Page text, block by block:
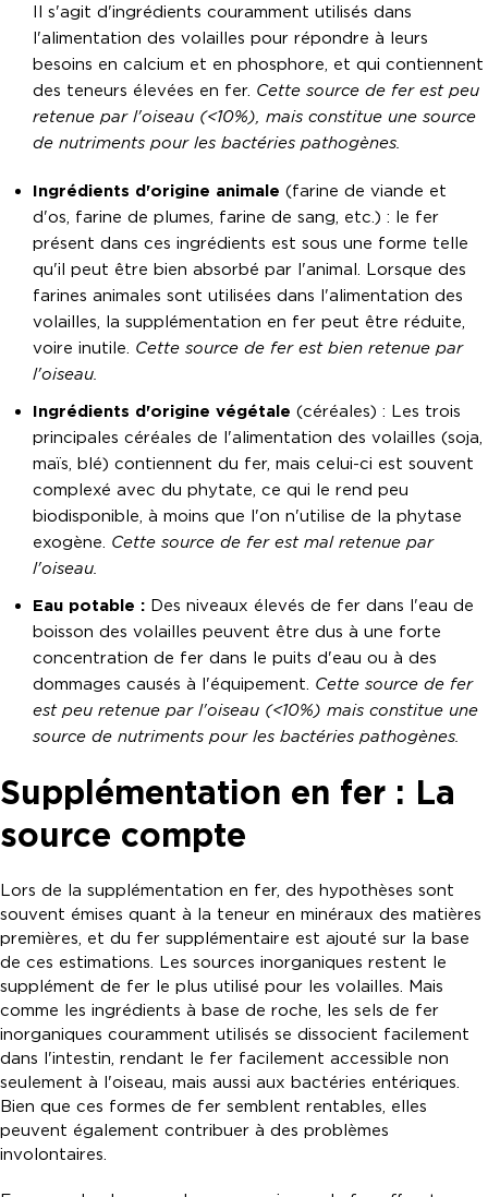
Il s'agit d'ingrédients couramment utilisés dans
l'alimentation des volailles pour répondre à leurs
besoins en calcium et en phosphore, et qui contiennent
des teneurs élevées en fer. Cette source de fer est peu
retenue par l'oiseau (<10%), mais constitue une source
de nutriments pour les bactéries pathogènes.
Ingrédients d'origine animale (farine de viande et
d'os, farine de plumes, farine de sang, etc.) : le fer
présent dans ces ingrédients est sous une forme telle
qu'il peut être bien absorbé par l'animal. Lorsque des
farines animales sont utilisées dans l'alimentation des
volailles, la supplémentation en fer peut être réduite,
voire inutile. Cette source de fer est bien retenue par
l'oiseau.
Ingrédients d'origine végétale (céréales) : Les trois
principales céréales de l'alimentation des volailles (soja,
maïs, blé) contiennent du fer, mais celui-ci est souvent
complexé avec du phytate, ce qui le rend peu
biodisponible, à moins que l'on n'utilise de la phytase
exogène. Cette source de fer est mal retenue par
l'oiseau.
Eau potable : Des niveaux élevés de fer dans l'eau de
boisson des volailles peuvent être dus à une forte
concentration de fer dans le puits d'eau ou à des
dommages causés à l'équipement. Cette source de fer
est peu retenue par l'oiseau (<10%) mais constitue une
source de nutriments pour les bactéries pathogènes.
Supplémentation en fer : La
source compte
Lors de la supplémentation en fer, des hypothèses sont
souvent émises quant à la teneur en minéraux des matières
premières, et du fer supplémentaire est ajouté sur la base
de ces estimations. Les sources inorganiques restent le
supplément de fer le plus utilisé pour les volailles. Mais
comme les ingrédients à base de roche, les sels de fer
inorganiques couramment utilisés se dissocient facilement
dans l'intestin, rendant le fer facilement accessible non
seulement à l'oiseau, mais aussi aux bactéries entériques.
Bien que ces formes de fer semblent rentables, elles
peuvent également contribuer à des problèmes
involontaires.